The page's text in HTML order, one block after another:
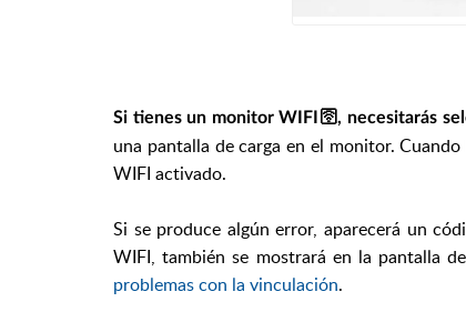
Si tienes un monitor WIFI🛜, necesitarás
una pantalla de carga en el monitor.
WIFI activado.
Si se produce algún error, aparecerá un
WIFI, también se mostrará en la pantalla
problemas con la vinculación.